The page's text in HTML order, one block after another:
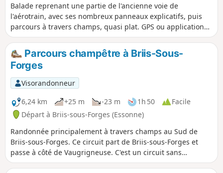
Balade reprenant une partie de l'ancienne voie de
l'aérotrain, avec ses nombreux panneaux explicatifs, puis
parcours à travers champs, quasi plat. GPS ou application
Visorando utile sur cette randonnée créée en 2014, voir les
Parcours champêtre à Briis-Sous-
Forges
Visorandonneur
6,24 km
+25 m -23 m 1h 50
Facile
Départ à Briis-sous-Forges (Essonne)
Randonnée principalement à travers champs au Sud de
Briis-sous-Forges. Ce circuit part de Briis-sous-Forges et
passe à côté de Vaugrigneuse. C'est un circuit sans
difficulté.